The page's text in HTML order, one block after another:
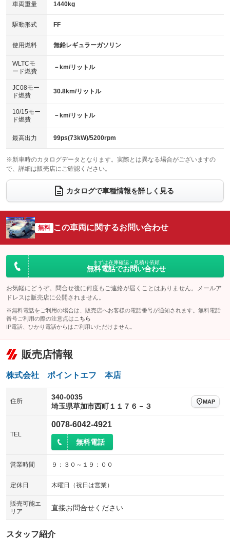
アイドリングストップ
：装備あり
USB入力端子
：装備なし
100V電源
：装備なし
センターデフロック
：装備なし
電動格納ミラー
：装備あり
キーレス
HID(キセノンライト)
：装備なし
バックカメラ
：装備あり
エアロ
：装備なし
：装備なし
パワーシート
ベンチシート
：装備なし
チップアップシート
：装備なし
：装備なし ：装備あり
ウォークスルー
：装備なし
電動リアゲート フロントカメラ
：装備なし
：装備なし ：装備なし
サイドカメラ
：装備なし ルーフレール
：装備なし
：装備なし
：装備なし
車両重量 1440kg
駆動形式 FF
使用燃料 無鉛レギュラーガソリン
WLTCモ
ード燃費
－km/リットル
JC08モー
ド燃費
30.8km/リットル
10/15モー
ド燃費
－km/リットル
最高出力 99ps(73kW)/5200rpm
※新車時のカタログデータとなります。実際とは異なる場合がございますの
で、詳細は販売店にご確認ください。
カタログで車種情報を詳しく見る
無料 この車両に関するお問い合わせ
まずは在庫確認・見積り依頼
無料電話でお問い合わせ
お気軽にどうぞ。問合せ後に何度もご連絡が届くことはありません。メールア
ドレスは販売店に公開されません。
※無料電話をご利用の場合は、販売店へお客様の電話番号が通知されます。無料電話
番号ご利用の際の注意点は こちら
IP電話、ひかり電話からはご利用いただけません。
販売店情報
株式会社 ポイントエフ 本店
住所
340-0035
埼玉県草加市西町１１７６－３
MAP
TEL
0078-6042-4921
無料電話
営業時間 ９：３０～１９：００
定休日 木曜日（祝日は営業）
販売可能エ
リア
直接お問合せください
スタッフ紹介